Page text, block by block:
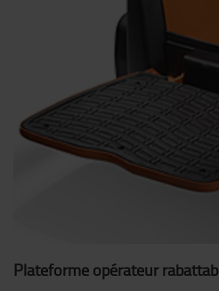
Plateforme opérateur